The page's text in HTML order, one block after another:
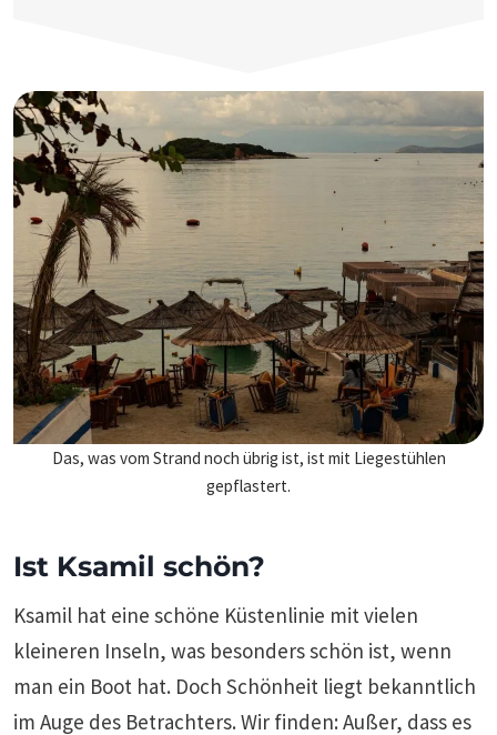
Das, was vom Strand noch übrig ist, ist mit Liegestühlen
gepflastert.
Ist Ksamil schön?
Ksamil hat eine schöne Küstenlinie mit vielen
kleineren Inseln, was besonders schön ist, wenn
man ein Boot hat. Doch Schönheit liegt bekanntlich
im Auge des Betrachters. Wir finden: Außer, dass es